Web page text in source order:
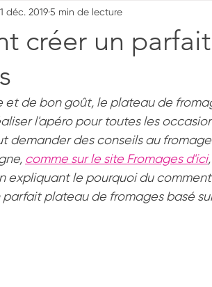
Sel Ateliers-conférences
Amer Carbonisation
MSG Livre
créer un
déc. 20195 min de lecture
et de bon goût, le plateau de
l'apéro pour toutes les
demander des conseils au
comme sur le site Fromages d'ici
expliquant le pourquoi du
plateau de fromages basé